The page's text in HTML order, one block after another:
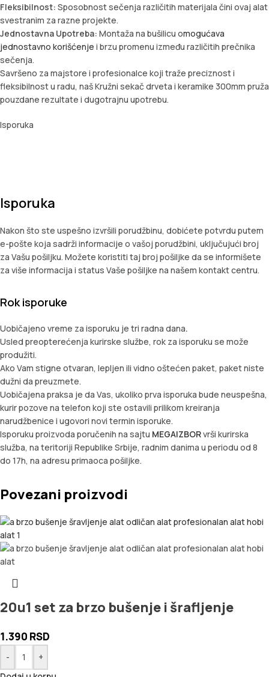
Fleksibilnost: Sposobnost sečenja različitih materijala čini ovaj alat
svestranim za razne projekte.
Jednostavna Upotreba: Montaža na bušilicu omogućava
jednostavno korišćenje i brzu promenu između različitih prečnika
sečenja.
Savršeno za majstore i profesionalce koji traže preciznost i
fleksibilnost u radu, naš Kružni sekač drveta i keramike 300mm pruža
pouzdane rezultate i dugotrajnu upotrebu.
Isporuka
Isporuka
Nakon što ste uspešno izvršili porudžbinu, dobićete potvrdu putem
e-pošte koja sadrži informacije o vašoj porudžbini, uključujući broj
za Vašu pošiljku. Možete koristiti taj broj pošiljke da se informišete
za više informacija i status Vaše pošiljke na našem kontakt centru.
Rok isporuke
Uobičajeno vreme za isporuku je tri radna dana.
Usled preopterećenja kurirske službe, rok za isporuku se može
produžiti.
Ako Vam stigne otvaran, lepljen ili vidno oštećen paket, paket niste
dužni da preuzmete.
Uobičajena praksa je da Vas, ukoliko prva isporuka bude neuspešna,
kurir pozove na telefon koji ste ostavili prilikom kreiranja
narudžbenice i ugovori novi termin isporuke.
Isporuku proizvoda poručenih na sajtu MEGAIZBORvrši kurirska
služba, na teritoriji Republike Srbije, radnim danima u periodu od 8
do 17h, na adresu primaoca pošiljke.
Povezani proizvodi
20u1 set za brzo bušenje i šrafljenje
1.390 RSD
-
+